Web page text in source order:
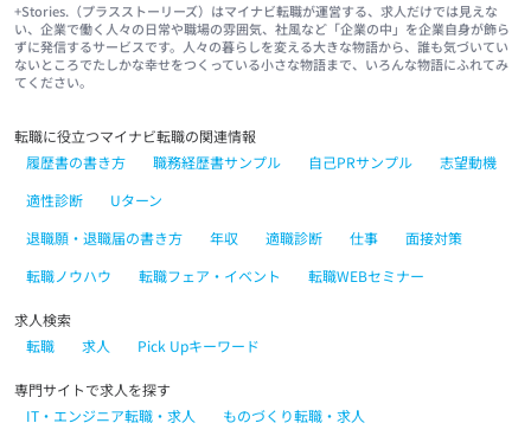
+Stories.（プラスストーリーズ）はマイナビ転職が運営する、求人だけでは見えな
い、企業で働く人々の日常や職場の雰囲気、社風など「企業の中」を企業自身が飾ら
ずに発信するサービスです。人々の暮らしを変える大きな物語から、誰も気づいてい
ないところでたしかな幸せをつくっている小さな物語まで、いろんな物語にふれてみ
てください。
転職に役立つマイナビ転職の関連情報
履歴書の書き方
職務経歴書サンプル 自己PRサンプル
志望動機
適性診断
Uターン
退職願・退職届の書き方
年収 適職診断 仕事
面接対策
転職ノウハウ
転職フェア・イベント 転職WEBセミナー
求人検索
転職
求人 Pick Upキーワード
専門サイトで求人を探す
IT・エンジニア転職・求人
ものづくり転職・求人